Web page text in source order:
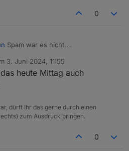
0
Spam war es nicht.
hat wohl noch einen Umweg
ist jetzt da.
3. Juni 2024, 11:55
von
heute Mittag auch
dürft Ihr das gerne durch einen
zum Ausdruck bringen.
0